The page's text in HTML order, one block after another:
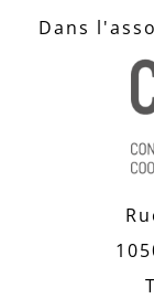
Dans